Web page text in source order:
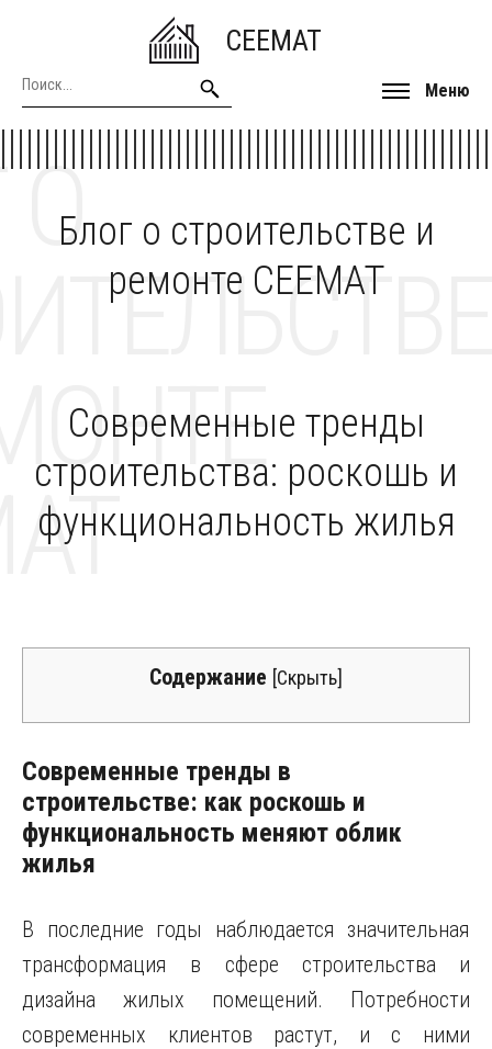
CEEMAT
Меню
Блог о строительстве и
ремонте CEEMAT
О
Современные тренды
строительства: роскошь и
функциональность жилья
Содержание [Скрыть]
Современные тренды в
строительстве: как роскошь и
функциональность меняют облик
жилья
В последние годы наблюдается значительная
трансформация в сфере строительства и
дизайна жилых помещений. Потребности
современных клиентов растут, и с ними